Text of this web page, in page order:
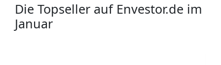
Die Topseller auf Envestor.de im
Januar